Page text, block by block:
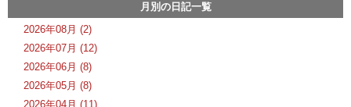
月別の日記一覧
2026年08月 (2)
2026年07月 (12)
2026年06月 (8)
2026年05月 (8)
2026年04月 (11)